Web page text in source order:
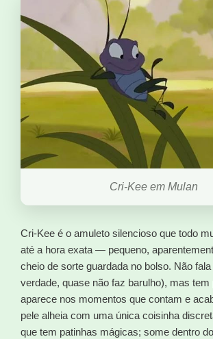
Cri-Kee em Mulan
Cri-Kee é o amuleto silencioso que todo
até a hora exata — pequeno,
cheio de sorte guardada no bolso. Não
verdade, quase não faz barulho), mas tem
aparece nos momentos que contam e
pele alheia com uma única coisinha
que tem patinhas mágicas; some dentro